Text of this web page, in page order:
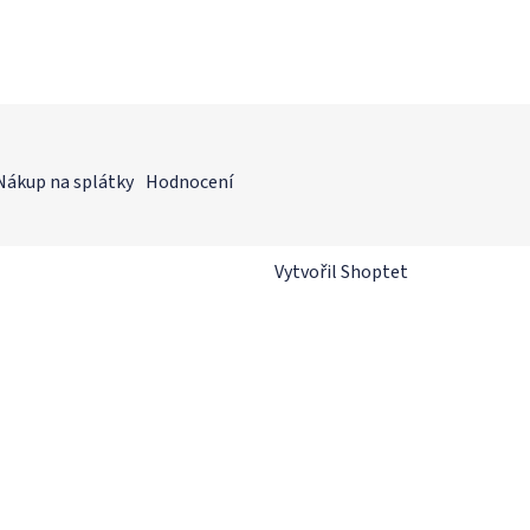
na splátky Hodnocení
Vytvořil Shoptet